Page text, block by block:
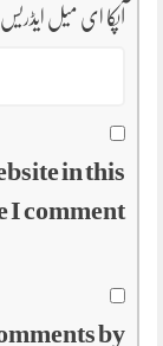
آپکا ای میل ایڈریس
in this
I comment.
by